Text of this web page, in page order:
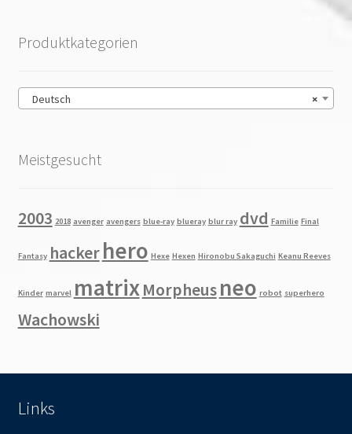
Produktkategorien
×
Deutsch
Meistgesucht
2003 2018 avenger avengers blue-ray blueray blur ray dvd Familie Final
Fantasy hackerhero Hexe Hexen Hironobu Sakaguchi Keanu Reeves
Kinder marvel matrixMorpheusneo robot superhero
Wachowski
Links